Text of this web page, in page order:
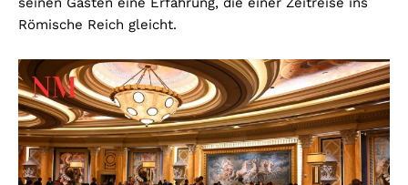
Römische Reich gleicht.